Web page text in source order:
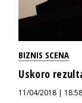
BIZNIS SCENA
Uskoro
11/04/2018 | 18:58